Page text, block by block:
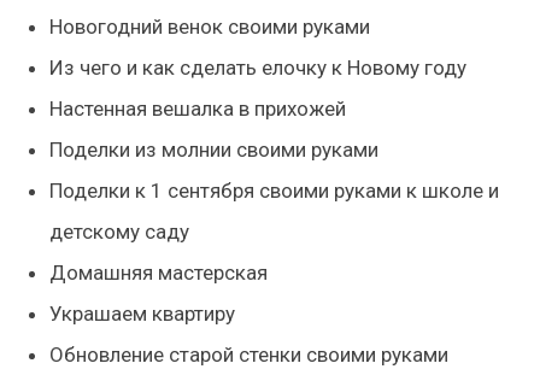
Новогодний венок своими руками
Из чего и как сделать елочку к Новому году
Настенная вешалка в прихожей
Поделки из молнии своими руками
Поделки к 1 сентября своими руками к школе и
детскому саду
Домашняя мастерская
Украшаем квартиру
Обновление старой стенки своими руками